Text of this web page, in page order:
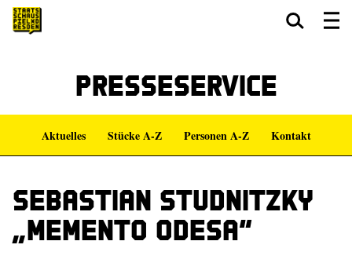
Presseservice
Aktuelles Stücke A-Z Personen A-Z Kontakt
Sebastian Studnitzky
„Memento Odesa“